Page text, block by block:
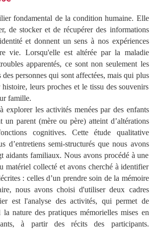
fondamental de la condition humaine. Elle
de stocker et de récupérer des informations
et donnent un sens à nos expériences
vie. Lorsqu'elle est altérée par la maladie
apparentés, ce sont non seulement les
des personnes qui sont affectées, mais qui plus
leurs proches et le tissu des souvenirs
famille.
explorer les activités menées par des enfants
un parent (mère ou père) atteint d’altérations
cognitives. Cette étude qualitative
d’entretiens semi-structurés que nous avons
aidants familiaux. Nous avons procédé à une
matériel collecté et avons cherché à identifier
: celles d’un prendre soin de la mémoire
nous avons choisi d'utiliser deux cadres
est l'analyse des activités, qui permet de
nature des pratiques mémorielles mises en
à partir des récits des participants.